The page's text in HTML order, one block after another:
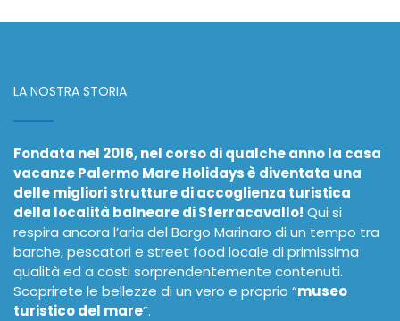
LA NOSTRA STORIA
Fondata nel 2016, nel corso di qualche anno la casa
vacanze Palermo Mare Holidays è diventata una
delle migliori strutture di accoglienza turistica
della località balneare di Sferracavallo! Qui si
respira ancora l’aria del Borgo Marinaro di un tempo tra
barche, pescatori e street food locale di primissima
qualità ed a costi sorprendentemente contenuti.
Scoprirete le bellezze di un vero e proprio “museo
turistico del mare”.